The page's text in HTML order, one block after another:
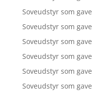
Soveudstyr som gave
Soveudstyr som gave
Soveudstyr som gave
Soveudstyr som gave
Soveudstyr som gave
Soveudstyr som gave